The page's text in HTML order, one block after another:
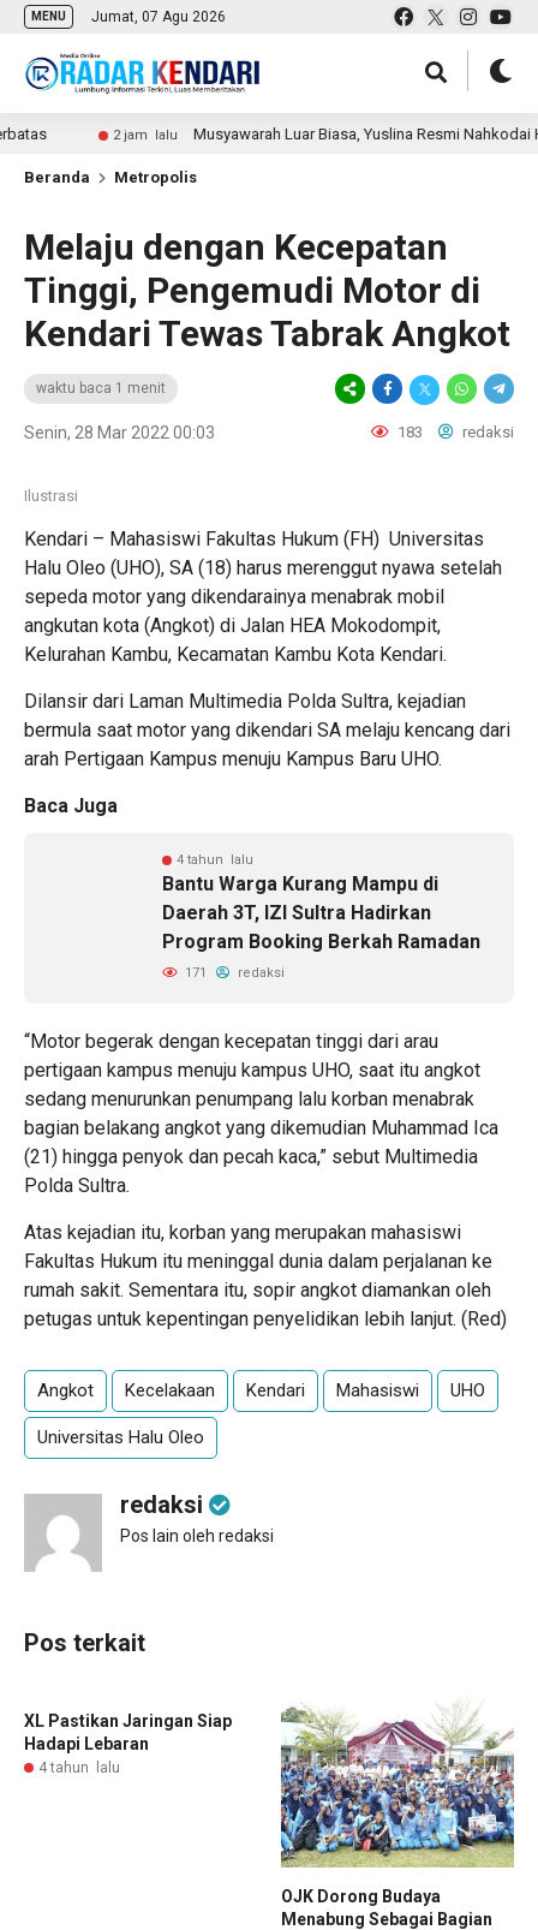
MENU Jumat, 07 Agu 2026
2 jam lalu Musyawarah Luar Biasa, Yuslina Resmi Nahkodai
Beranda Metropolis
Melaju dengan Kecepatan
Tinggi, Pengemudi Motor di
Kendari Tewas Tabrak Angkot
waktu baca 1 menit
Senin, 28 Mar 2022 00:03 183 redaksi
Ilustrasi
Kendari – Mahasiswi Fakultas Hukum (FH) Universitas
Halu Oleo (UHO), SA (18) harus merenggut nyawa setelah
sepeda motor yang dikendarainya menabrak mobil
angkutan kota (Angkot) di Jalan HEA Mokodompit,
Kelurahan Kambu, Kecamatan Kambu Kota Kendari.
Dilansir dari Laman Multimedia Polda Sultra, kejadian
bermula saat motor yang dikendari SA melaju kencang dari
arah Pertigaan Kampus menuju Kampus Baru UHO.
Baca Juga
4 tahun lalu
Bantu Warga Kurang Mampu di
Daerah 3T, IZI Sultra Hadirkan
Program Booking Berkah Ramadan
171 redaksi
“Motor begerak dengan kecepatan tinggi dari arau
pertigaan kampus menuju kampus UHO, saat itu angkot
sedang menurunkan penumpang lalu korban menabrak
bagian belakang angkot yang dikemudian Muhammad Ica
(21) hingga penyok dan pecah kaca,” sebut Multimedia
Polda Sultra.
Atas kejadian itu, korban yang merupakan mahasiswi
Fakultas Hukum itu meninggal dunia dalam perjalanan ke
rumah sakit. Sementara itu, sopir angkot diamankan oleh
petugas untuk kepentingan penyelidikan lebih lanjut. (Red)
Angkot Kecelakaan Kendari Mahasiswi UHO
Universitas Halu Oleo
redaksi
Pos lain oleh redaksi
Pos terkait
XL Pastikan Jaringan Siap
Hadapi Lebaran
4 tahun lalu
OJK Dorong Budaya
Menabung Sebagai Bagian